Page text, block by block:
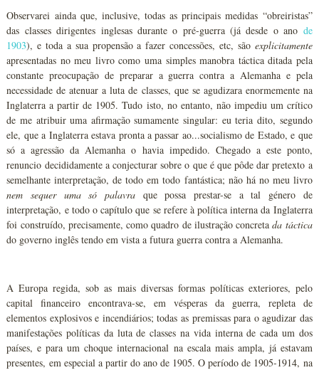
Observarei ainda que, inclusive, todas as principais medidas “obreiristas”
das classes dirigentes inglesas durante o pré-guerra (já desde o ano de
1903), e toda a sua propensão a fazer concessões, etc, são explicitamente
apresentadas no meu livro como uma simples manobra táctica ditada pela
constante preocupação de preparar a guerra contra a Alemanha e pela
necessidade de atenuar a luta de classes, que se agudizara enormemente na
Inglaterra a partir de 1905. Tudo isto, no entanto, não impediu um crítico
de me atribuir uma afirmação sumamente singular: eu teria dito, segundo
ele, que a Inglaterra estava pronta a passar ao...socialismo de Estado, e que
só a agressão da Alemanha o havia impedido. Chegado a este ponto,
renuncio decididamente a conjecturar sobre o que é que pôde dar pretexto a
semelhante interpretação, de todo em todo fantástica; não há no meu livro
nem sequer uma só palavra que possa prestar-se a tal género de
interpretação, e todo o capítulo que se refere à política interna da Inglaterra
foi construído, precisamente, como quadro de ilustração concretada táctica
do governo inglês tendo em vista a futura guerra contra a Alemanha.
A Europa regida, sob as mais diversas formas políticas exteriores, pelo
capital financeiro encontrava-se, em vésperas da guerra, repleta de
elementos explosivos e incendiários; todas as premissas para o agudizar das
manifestações políticas da luta de classes na vida interna de cada um dos
países, e para um choque internacional na escala mais ampla, já estavam
presentes, em especial a partir do ano de 1905. O período de 1905-1914, na